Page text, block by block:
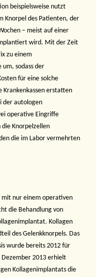
beispielsweise nutzt
Knorpel des Patienten, der
– meist auf einer
wird. Mit der Zeit
zu einem
sodass der
für eine solche
Krankenkassen erstatten
der autologen
operative Eingriffe
Knorpelzellen
die im Labor vermehrten
mit nur einem operativen
die Behandlung von
Kollagen
des Gelenkknorpels. Das
wurde bereits 2012 für
2013 erhielt
Kollagenimplantats die